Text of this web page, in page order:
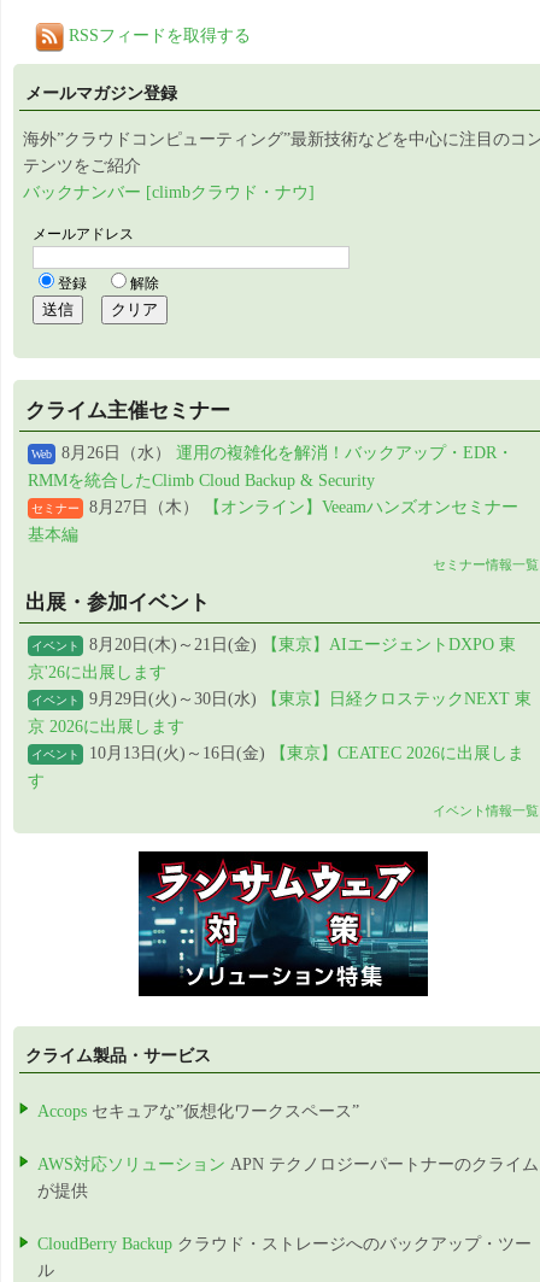
RSSフィードを取得する
メールマガジン登録
海外”クラウドコンピューティング”最新技術などを中心に注目のコ
テンツをご紹介
バックナンバー [climbクラウド・ナウ]
クライム主催セミナー
Web 8月26日（水） 運用の複雑化を解消！バックアップ・EDR・
RMMを統合したClimb Cloud Backup & Security
セミナー 8月27日（木）
【オンライン】Veeamハンズオンセミナー
基本編
セミナー情報一覧
出展・参加イベント
イベント 8月20日(木)～21日(金)
【東京】AIエージェントDXPO 東
京'26に出展します
イベント 9月29日(火)～30日(水)
【東京】日経クロステックNEXT 東
京 2026に出展します
イベント 10月13日(火)～16日(金)
【東京】CEATEC 2026に出展しま
す
イベント情報一覧
クライム製品・サービス
Accops セキュアな”仮想化ワークスペース”
AWS対応ソリューション APN テクノロジーパートナーのクライム
が提供
CloudBerry Backup クラウド・ストレージへのバックアップ・ツー
ル